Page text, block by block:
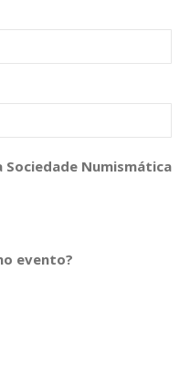
Sociedade Numismática
evento?